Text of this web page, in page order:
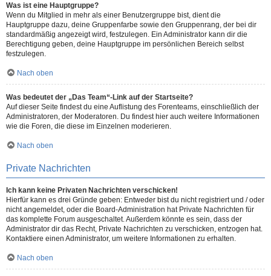
Was ist eine Hauptgruppe?
Wenn du Mitglied in mehr als einer Benutzergruppe bist, dient die
Hauptgruppe dazu, deine Gruppenfarbe sowie den Gruppenrang, der bei dir
standardmäßig angezeigt wird, festzulegen. Ein Administrator kann dir die
Berechtigung geben, deine Hauptgruppe im persönlichen Bereich selbst
festzulegen.
Nach oben
Was bedeutet der „Das Team“-Link auf der Startseite?
Auf dieser Seite findest du eine Auflistung des Forenteams, einschließlich der
Administratoren, der Moderatoren. Du findest hier auch weitere Informationen
wie die Foren, die diese im Einzelnen moderieren.
Nach oben
Private Nachrichten
Ich kann keine Privaten Nachrichten verschicken!
Hierfür kann es drei Gründe geben: Entweder bist du nicht registriert und / oder
nicht angemeldet, oder die Board-Administration hat Private Nachrichten für
das komplette Forum ausgeschaltet. Außerdem könnte es sein, dass der
Administrator dir das Recht, Private Nachrichten zu verschicken, entzogen hat.
Kontaktiere einen Administrator, um weitere Informationen zu erhalten.
Nach oben